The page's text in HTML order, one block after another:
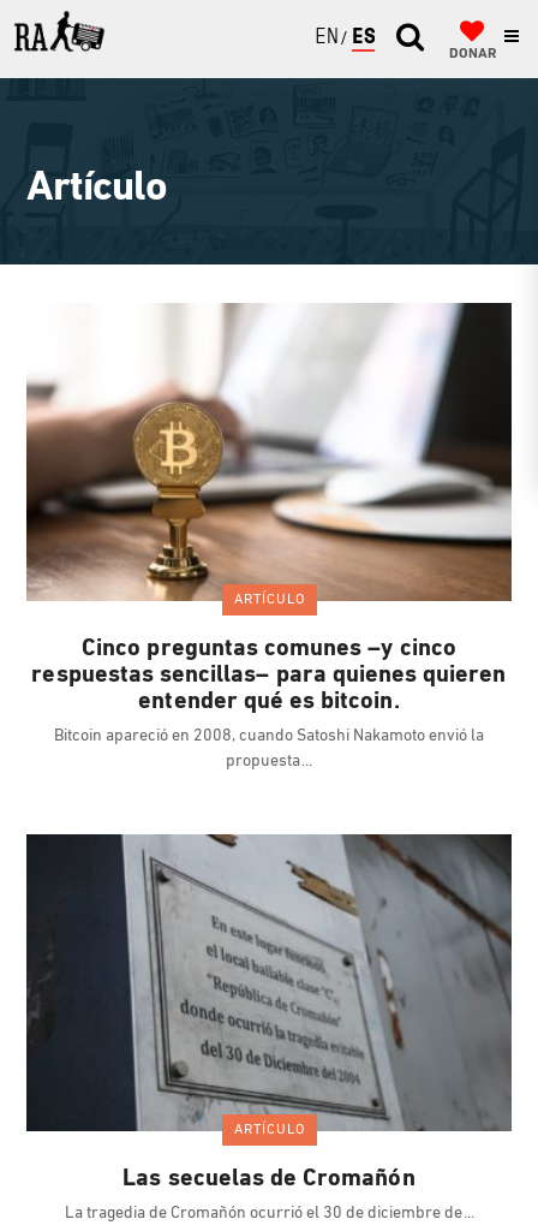
ENGLISH
ESPAÑOL
DONAR
Artículo
ARTÍCULO
Cinco preguntas comunes –y cinco
respuestas sencillas– para quienes quieren
entender qué es bitcoin.
Bitcoin apareció en 2008, cuando Satoshi Nakamoto envió la
propuesta
ARTÍCULO
Las secuelas de Cromañón
La tragedia de Cromañón ocurrió el 30 de diciembre de